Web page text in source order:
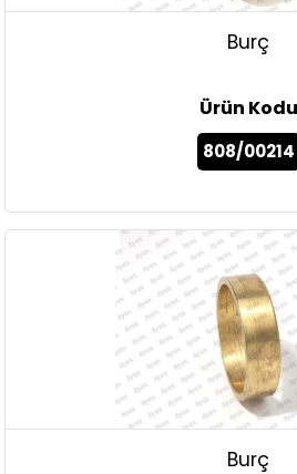
Burç
Ürün Kodu
808/00214
Burç